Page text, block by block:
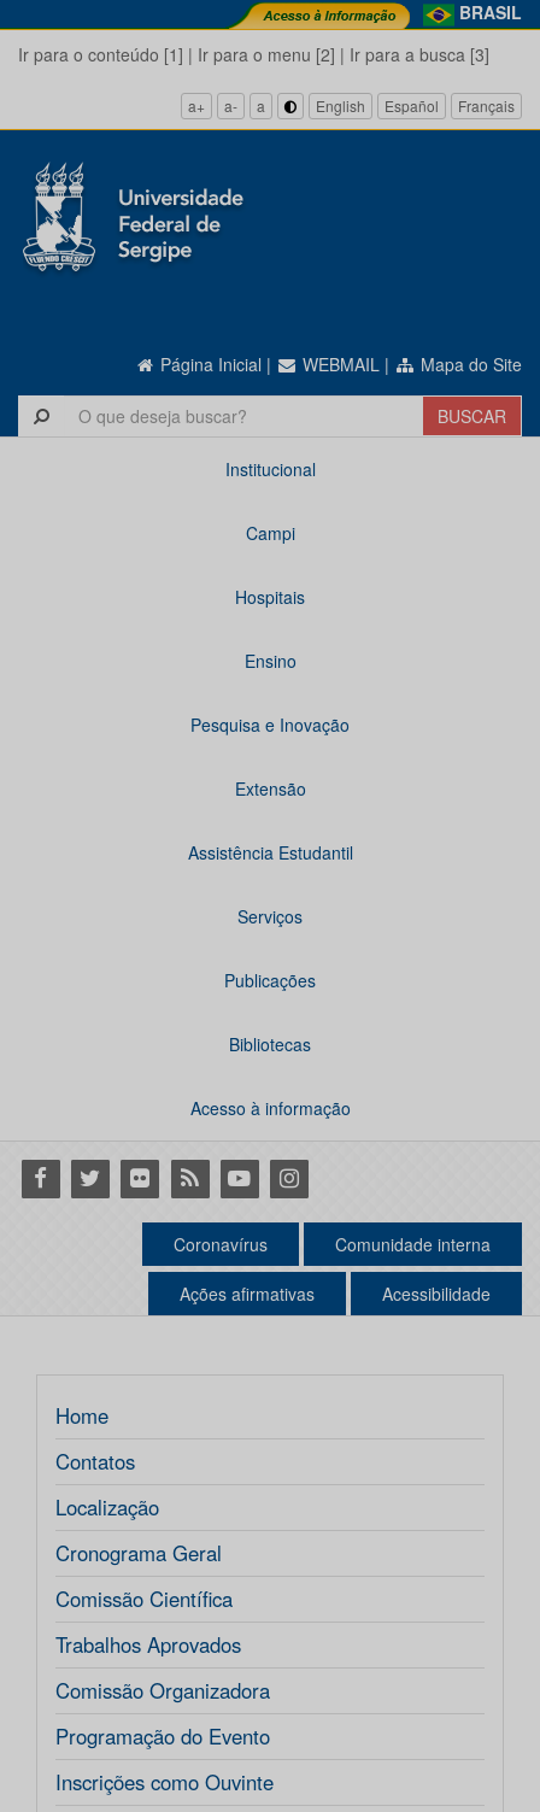
BRASIL
Ir para o conteúdo [1] | Ir para o menu [2] | Ir para a busca [3]
a+ a- a English Español Français
Página Inicial | WEBMAIL | Mapa do Site
Institucional
Campi
Hospitais
Ensino
Pesquisa e Inovação
Extensão
Assistência Estudantil
Serviços
Publicações
Bibliotecas
Acesso à informação
Facebook
Twitter Flickr RSS YoutubeInstagram
Coronavírus Comunidade interna
Ações afirmativas Acessibilidade
Home
Contatos
Localização
Cronograma Geral
Comissão Científica
Trabalhos Aprovados
Comissão Organizadora
Programação do Evento
Inscrições como Ouvinte